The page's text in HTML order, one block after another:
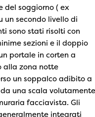
del soggiorno ( ex
un secondo livello di
sono stati risolti con
sezioni e il doppio
portale in corten a
alla zona notte
un soppalco adibito a
una scala volutamente
facciavista. Gli
integrati